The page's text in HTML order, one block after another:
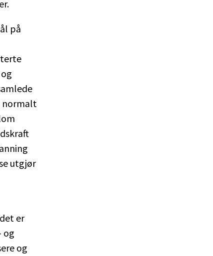
på
normalt
utgjør
er
og
og